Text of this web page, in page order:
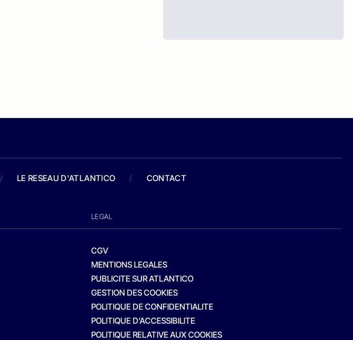
/ LE RESEAU D'ATLANTICO / CONTACT
LEGAL
CGV
MENTIONS LEGALES
PUBLICITE SUR ATLANTICO
GESTION DES COOKIES
POLITIQUE DE CONFIDENTIALITE
POLITIQUE D’ACCESSIBILITE
POLITIQUE RELATIVE AUX COOKIES